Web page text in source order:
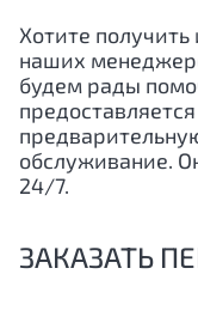
Хотите
наших
будем рады
обслуживание.
24/7.
ЗАКАЗАТЬ